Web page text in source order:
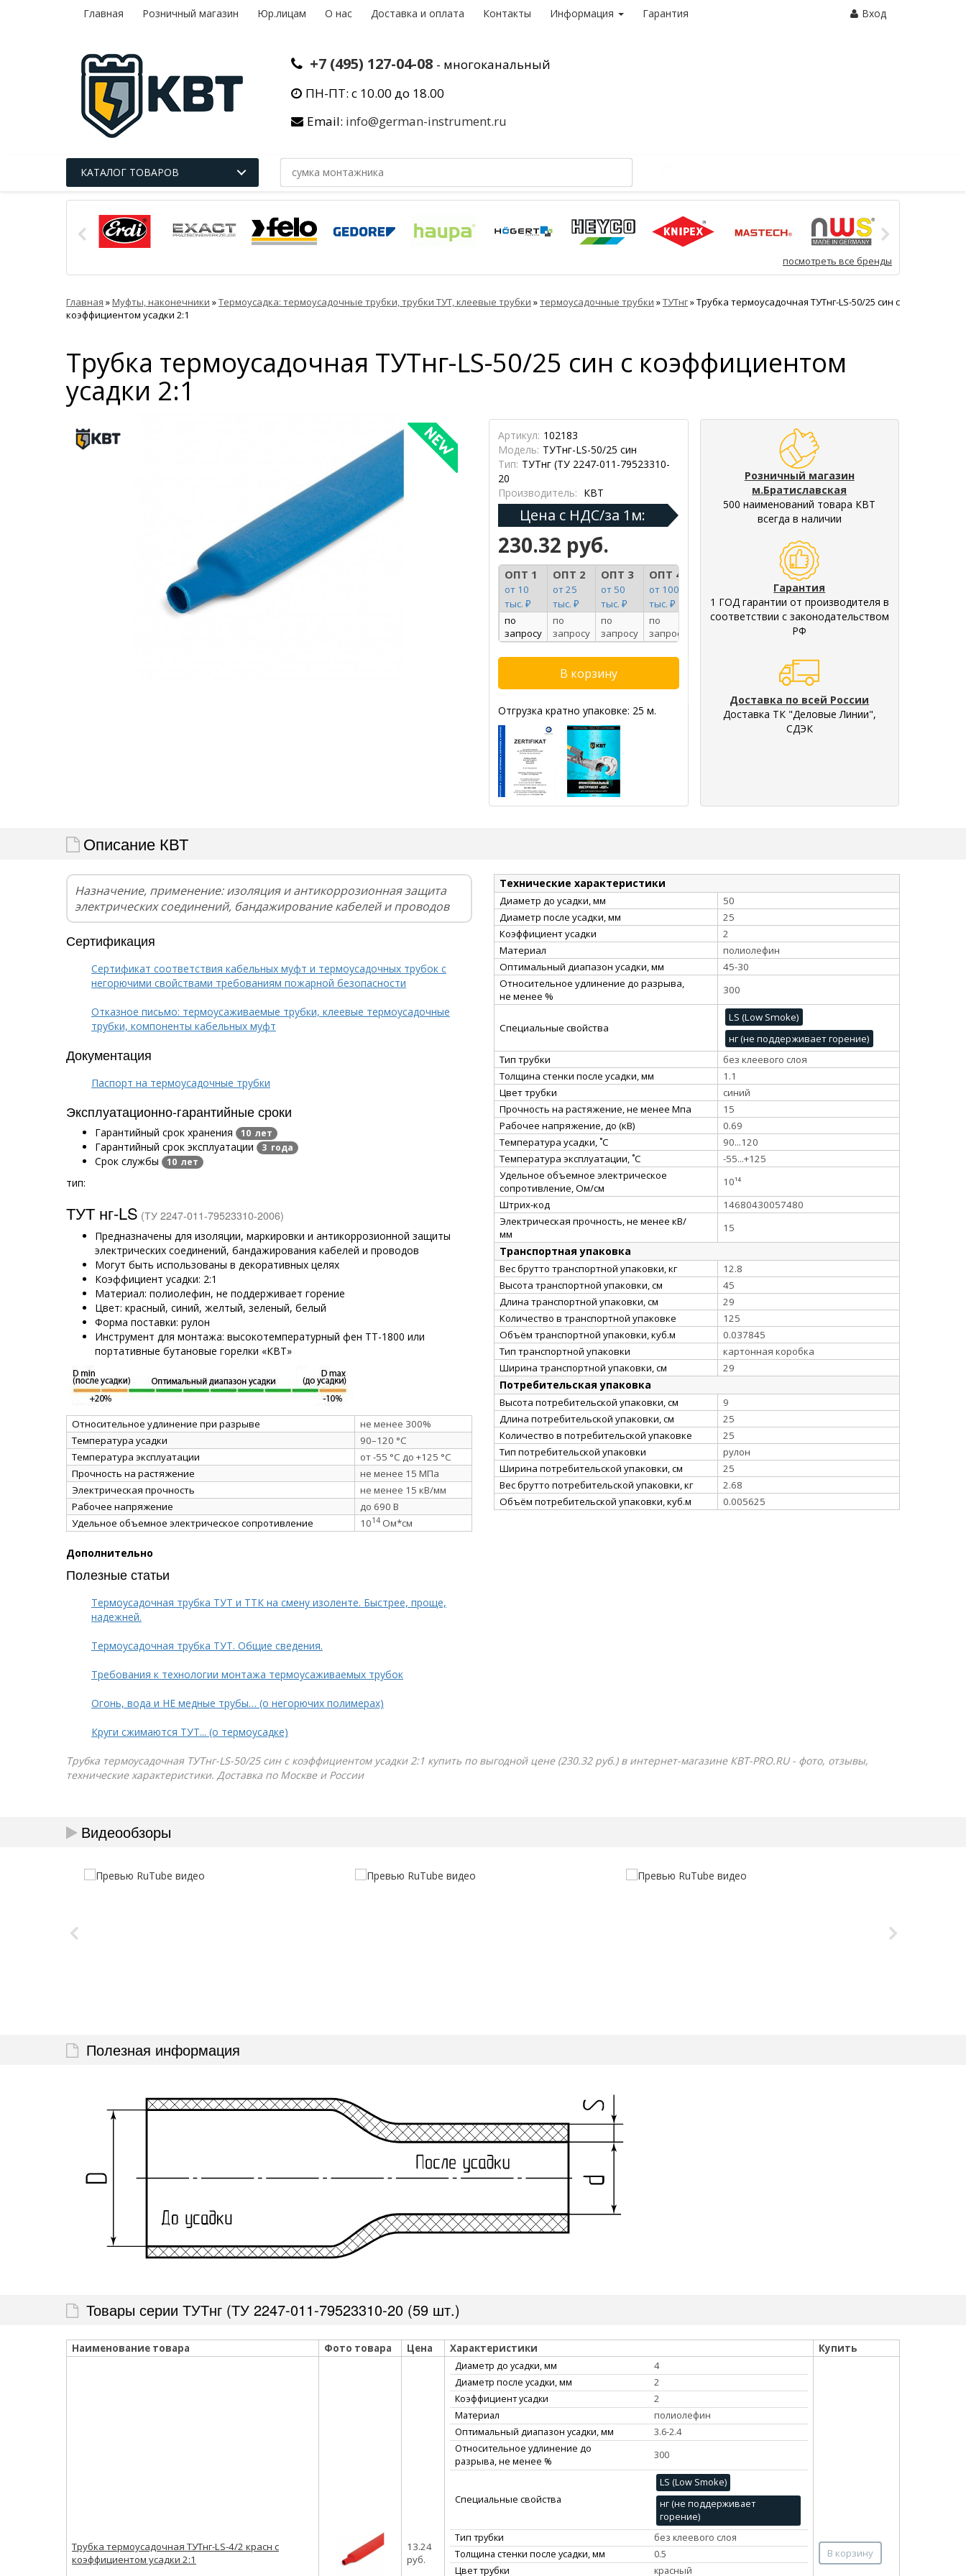
Главная Розничный магазин Юр.лицам О нас Доставка и оплата Контакты Информация Гарантия Вход
+7 (495) 127-04-08 - многоканальный
ПН-ПТ: с 10.00 до 18.00
Email: info@german-instrument.ru
КАТАЛОГ ТОВАРОВ
посмотреть все бренды
Главная »Муфты, наконечники »Термоусадка: термоусадочные трубки, трубки ТУТ, клеевые трубки »термоусадочные трубки »ТУТнг»Трубка термоусадочная ТУТнг-LS-50/25 син с
коэффициентом усадки 2:1
Трубка термоусадочная ТУТнг-LS-50/25 син с коэффициентом
усадки 2:1
Артикул: 102183
Модель: ТУТнг-LS-50/25 син
Тип: ТУТнг (ТУ 2247-011-79523310-
20
Производитель: КВТ
Цена с НДС/за 1м:
230.32 руб.
ОПТ 1
от 10
тыс. ₽
ОПТ 2
от 25
тыс. ₽
ОПТ 3
от 50
тыс. ₽
ОПТ 4
от 100
тыс. ₽
по
запросу
по
запросу
по
запросу
по
запросу
Отгрузка кратно упаковке: 25 м.
Розничный магазин
м.Братиславская
500 наименований товара КВТ
всегда в наличии
Гарантия
1 ГОД гарантии от производителя в
соответствии с законодательством
РФ
Доставка по всей России
Доставка ТК "Деловые Линии",
СДЭК
Описание КВТ
Назначение, применение: изоляция и антикоррозионная защита
электрических соединений, бандажирование кабелей и проводов
Сертификация
Сертификат соответствия кабельных муфт и термоусадочных трубок с
негорючими свойствами требованиям пожарной безопасности
Отказное письмо: термоусаживаемые трубки, клеевые термоусадочные
трубки, компоненты кабельных муфт
Документация
Паспорт на термоусадочные трубки
Эксплуатационно-гарантийные сроки
Гарантийный срок хранения 10 лет
Гарантийный срок эксплуатации 3 года
Срок службы 10 лет
тип:
ТУТ нг-LS (ТУ 2247-011-79523310-2006)
Предназначены для изоляции, маркировки и антикоррозионной защиты
электрических соединений, бандажирования кабелей и проводов
Могут быть использованы в декоративных целях
Коэффициент усадки: 2:1
Материал: полиолефин, не поддерживает горение
Цвет: красный, синий, желтый, зеленый, белый
Форма поставки: рулон
Инструмент для монтажа: высокотемпературный фен ТТ-1800 или
портативные бутановые горелки «КВТ»
Относительное удлинение при разрыве
не менее 300%
Температура усадки
90–120 °C
Температура эксплуатации
от -55 °C до +125 °C
Прочность на растяжение
не менее 15 МПа
Электрическая прочность
не менее 15 кВ/мм
Рабочее напряжение
до 690 В
Удельное объемное электрическое сопротивление
1014 Ом*см
Дополнительно
Полезные статьи
Термоусадочная трубка ТУТ и ТТК на смену изоленте. Быстрее, проще,
надежней.
Термоусадочная трубка ТУТ. Общие сведения.
Требования к технологии монтажа термоусаживаемых трубок
Огонь, вода и НЕ медные трубы… (о негорючих полимерах)
Круги сжимаются ТУТ... (о термоусадке)
Технические характеристики
Диаметр до усадки, мм
50
Диаметр после усадки, мм
25
Коэффициент усадки
2
Материал
полиолефин
Оптимальный диапазон усадки, мм
45-30
Относительное удлинение до разрыва,
не менее %
300
Специальные свойства
LS (Low Smoke)
нг (не поддерживает горение)
Тип трубки
без клеевого слоя
Толщина стенки после усадки, мм
1.1
Цвет трубки
синий
Прочность на растяжение, не менее Мпа
15
Рабочее напряжение, до (кВ)
0.69
Температура усадки, ˚С
90...120
Температура эксплуатации, ˚С
-55...+125
Удельное объемное электрическое
сопротивление, Ом/см
10¹⁴
Штрих-код
14680430057480
Электрическая прочность, не менее кВ/
мм
15
Транспортная упаковка
Вес брутто транспортной упаковки, кг
12.8
Высота транспортной упаковки, см
45
Длина транспортной упаковки, см
29
Количество в транспортной упаковке
125
Объём транспортной упаковки, куб.м
0.037845
Тип транспортной упаковки
картонная коробка
Ширина транспортной упаковки, см
29
Потребительская упаковка
Высота потребительской упаковки, см
9
Длина потребительской упаковки, см
25
Количество в потребительской упаковке
25
Тип потребительской упаковки
рулон
Ширина потребительской упаковки, см
25
Вес брутто потребительской упаковки, кг
2.68
Объём потребительской упаковки, куб.м
0.005625
Трубка термоусадочная ТУТнг-LS-50/25 син с коэффициентом усадки 2:1 купить по выгодной цене (230.32 руб.) в интернет-магазине КВТ-PRO.RU - фото, отзывы,
технические характеристики. Доставка по Москве и России
Видеообзоры
Полезная информация
Товары серии ТУТнг (ТУ 2247-011-79523310-20 (59 шт.)
Наименование товара Фото товара Цена Характеристики Купить
Трубка термоусадочная ТУТнг-LS-4/2 красн с
коэффициентом усадки 2:1
13.24
руб.
Диаметр до усадки, мм
4
Диаметр после усадки, мм
2
Коэффициент усадки
2
Материал
полиолефин
Оптимальный диапазон усадки, мм
3.6-2.4
Относительное удлинение до
разрыва, не менее %
300
Специальные свойства
LS (Low Smoke)
нг (не поддерживает
горение)
Тип трубки
без клеевого слоя
Толщина стенки после усадки, мм
0.5
Цвет трубки
красный
В корзину